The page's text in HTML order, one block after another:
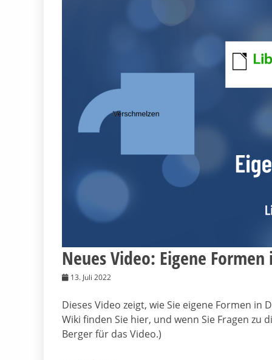
Neues Video: Eigene
13. Juli 2022
Dieses Video zeigt, wie Sie eigene Formen
Wiki finden Sie hier, und wenn Sie Fragen zu
Berger für das Video.)